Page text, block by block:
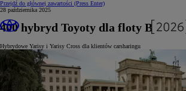
Przejdź do głównej zawartości (Press Enter)
28 października 2025
400 hybryd Toyoty dla floty Bolt w
Hybrydowe Yarisy i Yarisy Cross dla klientów carsharingu